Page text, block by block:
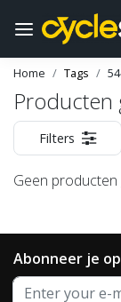
Home Tags
Producten
Filters
Geen producten
Abonneer je